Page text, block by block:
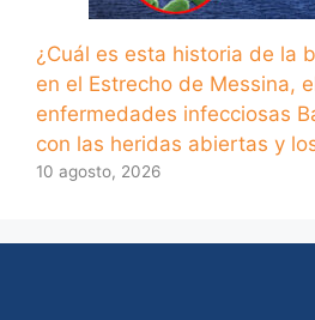
¿Cuál es esta historia de la
en el Estrecho de Messina,
enfermedades infecciosas
con las heridas abiertas y
10 agosto, 2026